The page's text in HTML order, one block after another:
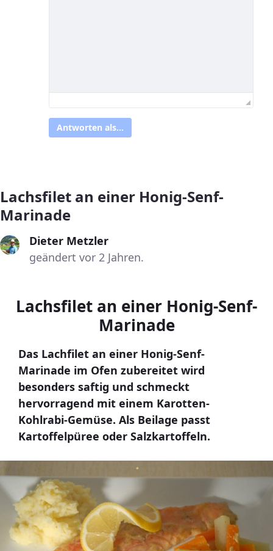
Antworten als...
Lachsfilet an einer Honig-Senf-
Marinade
Dieter Metzler
geändert vor 2 Jahren.
Lachsfilet an einer Honig-Senf-
Marinade
Das Lachfilet an einer Honig-Senf-
Marinade im Ofen zubereitet wird
besonders saftig und schmeckt
hervorragend mit einem Karotten-
Kohlrabi-Gemüse. Als Beilage passt
Kartoffelpüree oder Salzkartoffeln.